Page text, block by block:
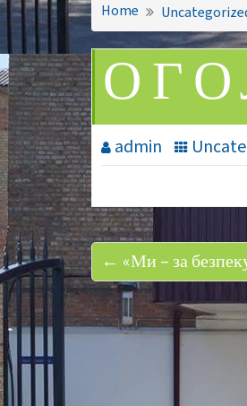
Home
admin
← «Ми – за